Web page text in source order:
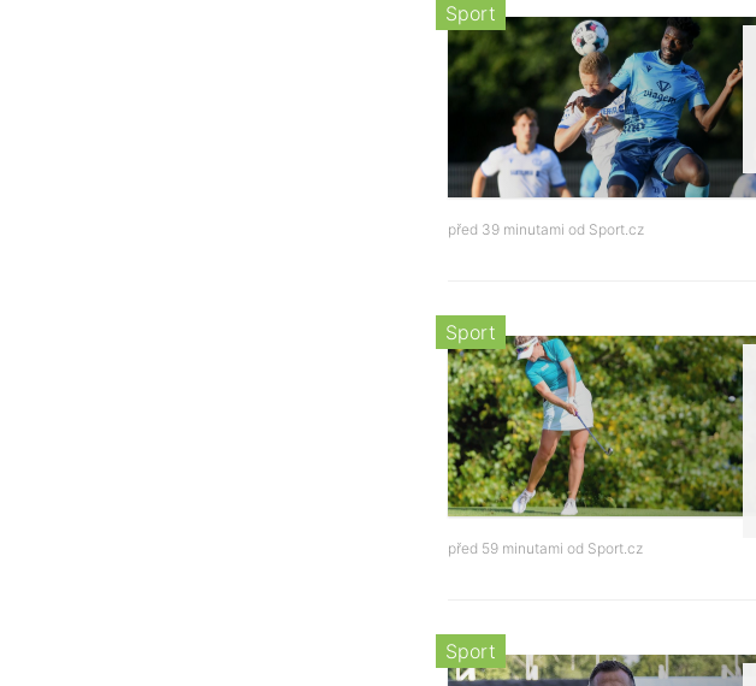
Sport
před 39 minutami od Sport.cz
Sport
před 59 minutami od Sport.cz
Sport